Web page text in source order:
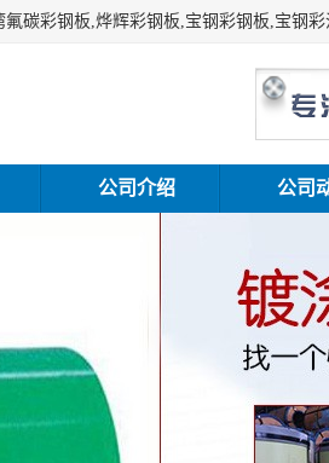
公司介绍 公司